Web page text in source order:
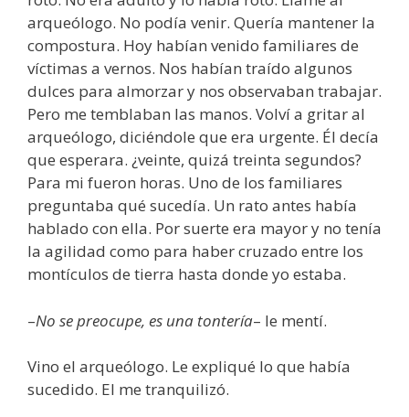
arqueólogo. No podía venir. Quería mantener la
compostura. Hoy habían venido familiares de
víctimas a vernos. Nos habían traído algunos
dulces para almorzar y nos observaban trabajar.
Pero me temblaban las manos. Volví a gritar al
arqueólogo, diciéndole que era urgente. Él decía
que esperara. ¿veinte, quizá treinta segundos?
Para mi fueron horas. Uno de los familiares
preguntaba qué sucedía. Un rato antes había
hablado con ella. Por suerte era mayor y no tenía
la agilidad como para haber cruzado entre los
montículos de tierra hasta donde yo estaba.
–No se preocupe, es una tontería– le mentí.
Vino el arqueólogo. Le expliqué lo que había
sucedido. El me tranquilizó.